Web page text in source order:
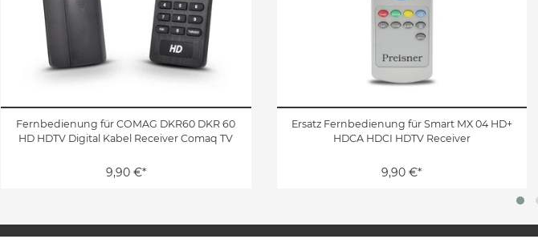
Fernbedienung für COMAG DKR60 DKR 60
HD HDTV Digital Kabel Receiver Comaq TV
9,90 €*
Ersatz Fernbedienung für Smart MX 04 HD+
HDCA HDCI HDTV Receiver
9,90 €*